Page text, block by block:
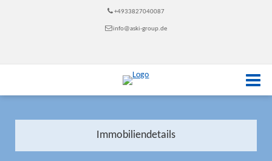
+4933827040087
info@aski-group.de
Immobiliendetails